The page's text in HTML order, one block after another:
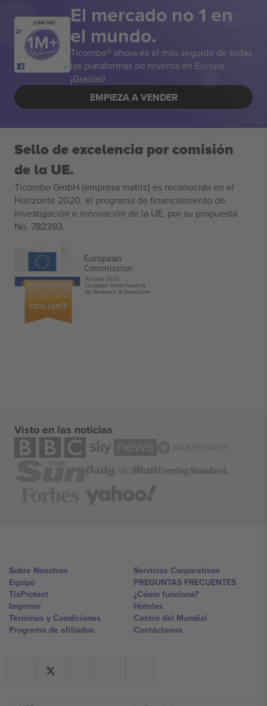
¡GRACIAS! El mercado no 1 en
el mundo.
Ticombo® ahora es el más seguido de todas
las plataformas de reventa en Europa.
¡Gracias!
EMPIEZA A VENDER
Sello de excelencia por comisión
de la UE.
Ticombo GmbH (empresa matriz) es reconocida en el
Horizonte 2020, el programa de financiamiento de
investigación e innovación de la UE, por su propuesta
No. 782393.
Visto en las noticias
Sobre Nosotros
Equipo
TixProtect
Imprimir
Términos y Condiciones
Programa de afiliados
Servicios Corporativos
PREGUNTAS FRECUENTES
¿Cómo funciona?
Hoteles
Centro del Mundial
Contáctanos